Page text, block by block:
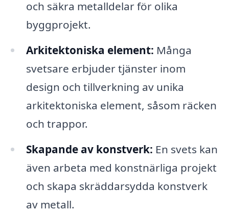
och säkra metalldelar för olika
byggprojekt.
Arkitektoniska element: Många
svetsare erbjuder tjänster inom
design och tillverkning av unika
arkitektoniska element, såsom räcken
och trappor.
Skapande av konstverk: En svets kan
även arbeta med konstnärliga projekt
och skapa skräddarsydda konstverk
av metall.